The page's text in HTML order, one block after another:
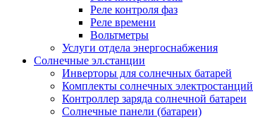
Реле контроля фаз
Реле времени
Вольтметры
Услуги отдела энергоснабжения
Солнечные эл.станции
Инверторы для солнечных батарей
Комплекты солнечных электростанций
Контроллер заряда солнечной батареи
Солнечные панели (батареи)